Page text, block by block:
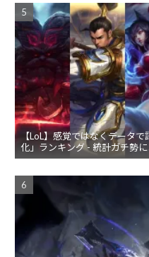
【LoL】感覚ではなくデータ
化」ランキング - 統計ガチ勢